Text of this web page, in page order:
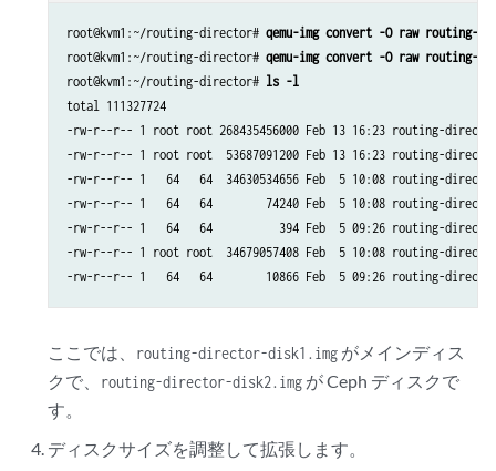
root@kvm1:~/routing-director# qemu-img convert -O raw
root@kvm1:~/routing-director# qemu-img convert -O raw routing-
root@kvm1:~/routing-director# ls -l
total 111327724
-rw-r--r-- 1 root root 268435456000 Feb 13 16:23 routing-
-rw-r--r-- 1 root root  53687091200 Feb 13 16:23 routing-
-rw-r--r-- 1   64   64  34630534656 Feb  5 10:08 routing-
-rw-r--r-- 1   64   64        74240 Feb  5 10:08 routing-
-rw-r--r-- 1   64   64          394 Feb  5 09:26 routing-
-rw-r--r-- 1 root root  34679057408 Feb  5 10:08 routing-
ここでは、 routing-director-disk1.img がメインディス
クで、 routing-director-disk2.img が Ceph ディスクで
す。
ディスクサイズを調整して拡張します。